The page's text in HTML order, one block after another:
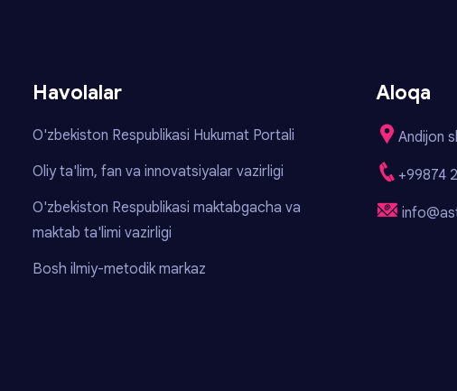
Havolalar
O'zbekiston Respublikasi Hukumat Portali
Oliy ta'lim, fan va innovatsiyalar vazirligi
O'zbekiston Respublikasi maktabgacha va
maktab ta'limi vazirligi
Bosh ilmiy-metodik markaz
Aloqa
Andijon
+99874